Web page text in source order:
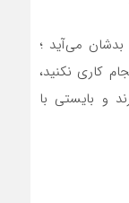
مي‌آيد ؛
کاري نکنيد،
و بايستي با